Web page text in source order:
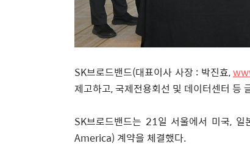
SK브로드밴드(대표이사 사장 : 박진효,
제고하고,국제전용회선 및 데이터센터 등
SK브로드밴드는 21일 서울에서 미국, 일
America) 계약을 체결했다.